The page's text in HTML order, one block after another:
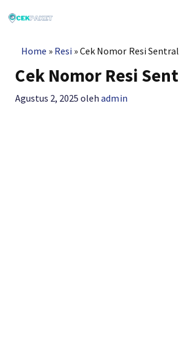
ke
Home » Resi »Cek Nomor Resi
Cek Nomor Resi
Agustus 2, 2025 olehadmin